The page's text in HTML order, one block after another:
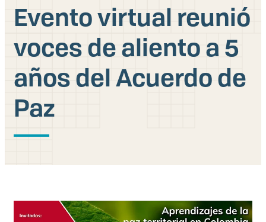
OBTENER ACTUALIZACIONES
Quiénes somos
Investigación y reportes
Evento virtual reunió
voces de aliento a 5
años del Acuerdo de
Paz